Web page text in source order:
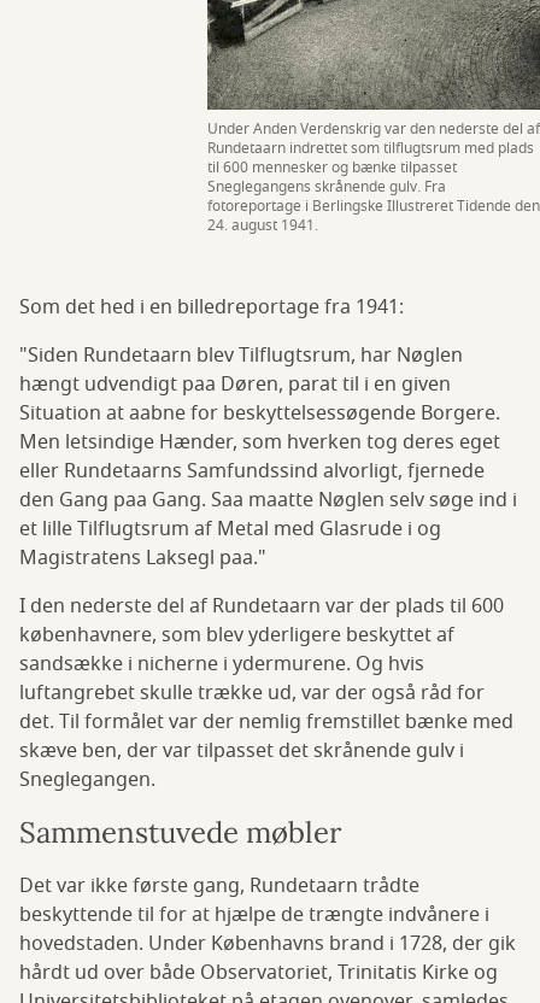
Under Anden Verdenskrig var den nederste del af
Rundetaarn indrettet som tilflugtsrum med plads
til 600 mennesker og bænke tilpasset
Sneglegangens skrånende gulv. Fra
fotoreportage i Berlingske Illustreret Tidende den
24. august 1941.
Som det hed i en billedreportage fra 1941:
"Siden Rundetaarn blev Tilflugtsrum, har Nøglen
hængt udvendigt paa Døren, parat til i en given
Situation at aabne for beskyttelsessøgende Borgere.
Men letsindige Hænder, som hverken tog deres eget
eller Rundetaarns Samfundssind alvorligt, fjernede
den Gang paa Gang. Saa maatte Nøglen selv søge ind i
et lille Tilflugtsrum af Metal med Glasrude i og
Magistratens Laksegl paa."
I den nederste del af Rundetaarn var der plads til 600
københavnere, som blev yderligere beskyttet af
sandsække i nicherne i ydermurene. Og hvis
luftangrebet skulle trække ud, var der også råd for
det. Til formålet var der nemlig fremstillet bænke med
skæve ben, der var tilpasset det skrånende gulv i
Sneglegangen.
Sammenstuvede møbler
Det var ikke første gang, Rundetaarn trådte
beskyttende til for at hjælpe de trængte indvånere i
hovedstaden. Under Københavns brand i 1728, der gik
hårdt ud over både Observatoriet, Trinitatis Kirke og